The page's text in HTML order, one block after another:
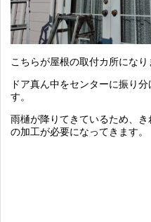
こちらが屋根の取付カ所になり
ドア真ん中をセンターに振り
す。
雨樋が降りてきているため、
の加工が必要になってきます。